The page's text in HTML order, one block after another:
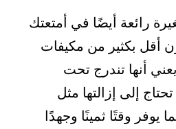
رائعة أيضًا في أمتعتك
أقل بكثير من مكيفات
يعني أنها تندرج تحت
ولا تحتاج إلى إزالتها مثل
يوفر وقتًا ثمينًا وجهدًا